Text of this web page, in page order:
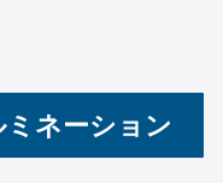
ネーション